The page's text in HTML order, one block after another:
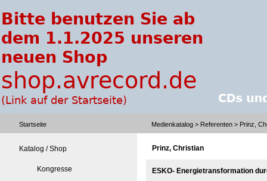
Startseite Medienkatalog > Referenten > Prinz,
Katalog / Shop
Kongresse
Prinz, Christian
ESKO- Energietransformation